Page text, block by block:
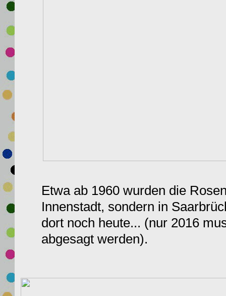
Etwa ab 1960 wurden die
Innenstadt, sondern in
dort noch heute... (nur 2016
abgesagt werden).